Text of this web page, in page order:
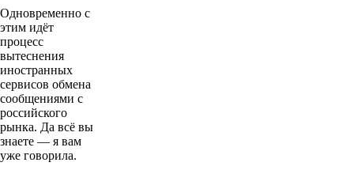
Одновременно с
этим идёт
процесс
вытеснения
иностранных
сервисов обмена
сообщениями с
российского
рынка. Да всё вы
знаете — я вам
уже говорила.